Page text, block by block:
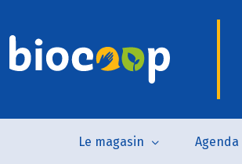
Le magasin Agenda